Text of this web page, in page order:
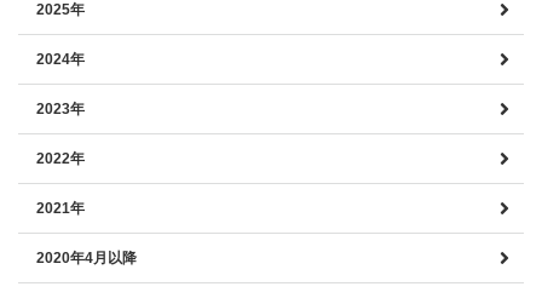
2025年
2024年
2023年
2022年
2021年
2020年4月以降